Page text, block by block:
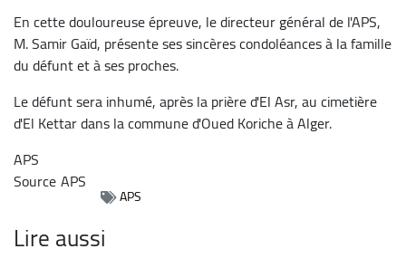
En cette douloureuse épreuve, le directeur général de l'APS,
M. Samir Gaïd, présente ses sincères condoléances à la famille
du défunt et à ses proches.
Le défunt sera inhumé, après la prière d'El Asr, au cimetière
d'El Kettar dans la commune d'Oued Koriche à Alger.
APS
SourceAPS
APS
Lire aussi